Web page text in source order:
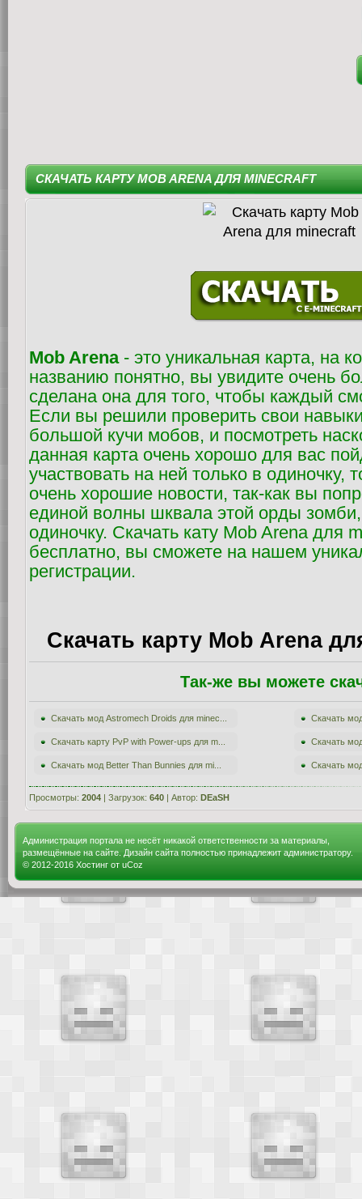
СКАЧАТЬ КАРТУ MOB ARENA ДЛЯ MINECRAFT
Mob Arena- это уникальная карта, на
названию понятно, вы увидите очень
сделана она для того, чтобы каждый
Если вы решили проверить свои
большой кучи мобов, и посмотреть
данная карта очень хорошо для вас
участвовать на ней только в одиночку,
очень хорошие новости, так-как вы
единой волны шквала этой орды
одиночку. Скачать кату Mob Arena для
бесплатно, вы сможете на нашем
регистрации.
Скачать карту Mob Arena
Так-же вы можете
Скачать мод Astromech Droids для minec... Скачать
Скачать карту PvP with Power-ups для m... Скачать
Скачать мод Better Than Bunnies для mi... Скачать
Просмотры: 2004 | Загрузок: 640 | Автор: DEaSH
Администрация портала не несёт никакой ответственности за материалы,
размещённые на сайте. Дизайн сайта полностью принадлежит администратору.
© 2012-2016 Хостинг от uCoz